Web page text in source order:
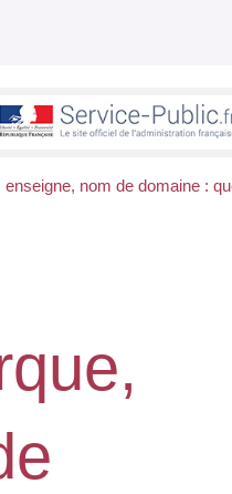
nom de domaine :